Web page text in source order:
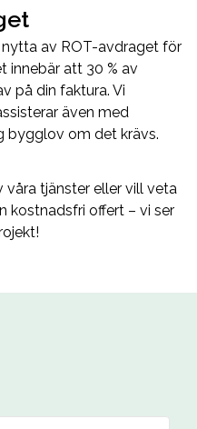
av ROT-avdraget för
innebär att 30 % av
på din faktura. Vi
även med
bygglov om det krävs.
våra tjänster eller vill veta
kostnadsfri offert – vi ser